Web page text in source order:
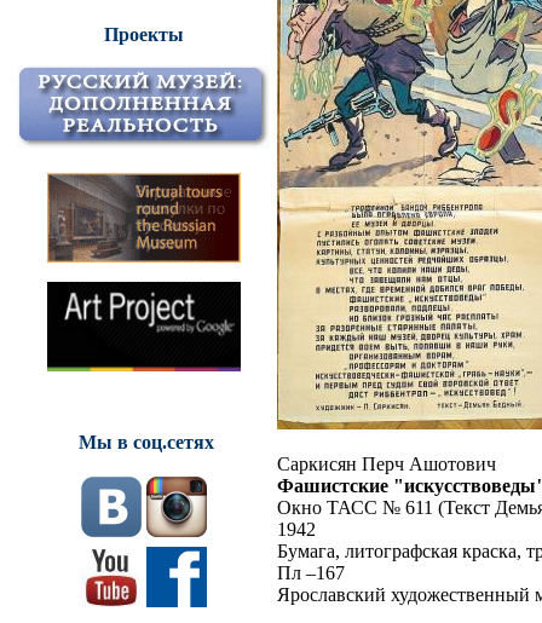
Проекты
Мы в соц.сетях
Саркисян Перч Ашотович
Фашистские
Окно ТАСС № 611 (Текст
1942
Бумага, литографская краска,
Пл –167
Ярославский художественный